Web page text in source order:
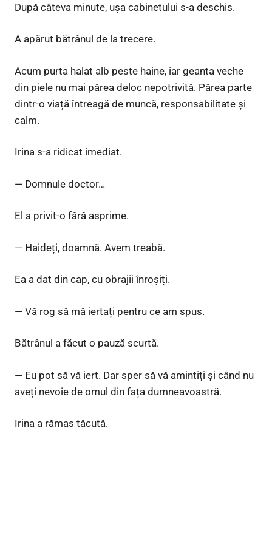
După câteva minute, ușa cabinetului s-a deschis.
A apărut bătrânul de la trecere.
Acum purta halat alb peste haine, iar geanta veche
din piele nu mai părea deloc nepotrivită. Părea parte
dintr-o viață întreagă de muncă, responsabilitate și
calm.
Irina s-a ridicat imediat.
— Domnule doctor…
El a privit-o fără asprime.
— Haideți, doamnă. Avem treabă.
Ea a dat din cap, cu obrajii înroșiți.
— Vă rog să mă iertați pentru ce am spus.
Bătrânul a făcut o pauză scurtă.
— Eu pot să vă iert. Dar sper să vă amintiți și când nu
aveți nevoie de omul din fața dumneavoastră.
Irina a rămas tăcută.